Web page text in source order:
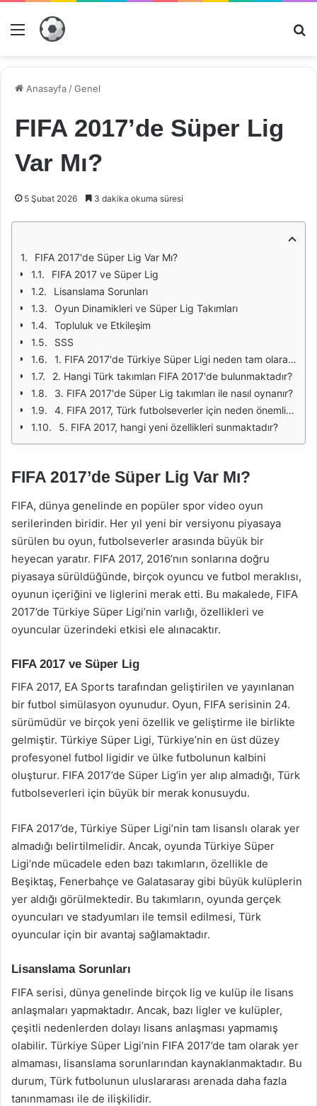
Menü
Anasayfa /Genel
FIFA 2017’de Süper Lig
Var Mı?
5 Şubat 2026 3 dakika okuma süresi
FIFA 2017'de Süper Lig Var Mı?
FIFA 2017 ve Süper Lig
Lisanslama Sorunları
Oyun Dinamikleri ve Süper Lig Takımları
Topluluk ve Etkileşim
SSS
1. FIFA 2017'de Türkiye Süper Ligi neden tam olarak yer almıyor?
2. Hangi Türk takımları FIFA 2017'de bulunmaktadır?
3. FIFA 2017'de Süper Lig takımları ile nasıl oynanır?
4. FIFA 2017, Türk futbolseverler için neden önemlidir?
5. FIFA 2017, hangi yeni özellikleri sunmaktadır?
FIFA 2017’de Süper Lig Var Mı?
FIFA, dünya genelinde en popüler spor video oyun
serilerinden biridir. Her yıl yeni bir versiyonu piyasaya
sürülen bu oyun, futbolseverler arasında büyük bir
heyecan yaratır. FIFA 2017, 2016’nın sonlarına doğru
piyasaya sürüldüğünde, birçok oyuncu ve futbol meraklısı,
oyunun içeriğini ve liglerini merak etti. Bu makalede, FIFA
2017’de Türkiye Süper Ligi’nin varlığı, özellikleri ve
oyuncular üzerindeki etkisi ele alınacaktır.
FIFA 2017 ve Süper Lig
FIFA 2017, EA Sports tarafından geliştirilen ve yayınlanan
bir futbol simülasyon oyunudur. Oyun, FIFA serisinin 24.
sürümüdür ve birçok yeni özellik ve geliştirme ile birlikte
gelmiştir. Türkiye Süper Ligi, Türkiye’nin en üst düzey
profesyonel futbol ligidir ve ülke futbolunun kalbini
oluşturur. FIFA 2017’de Süper Lig’in yer alıp almadığı, Türk
futbolseverleri için büyük bir merak konusuydu.
FIFA 2017’de, Türkiye Süper Ligi’nin tam lisanslı olarak yer
almadığı belirtilmelidir. Ancak, oyunda Türkiye Süper
Ligi’nde mücadele eden bazı takımların, özellikle de
Beşiktaş, Fenerbahçe ve Galatasaray gibi büyük kulüplerin
yer aldığı görülmektedir. Bu takımların, oyunda gerçek
oyuncuları ve stadyumları ile temsil edilmesi, Türk
oyuncular için bir avantaj sağlamaktadır.
Lisanslama Sorunları
FIFA serisi, dünya genelinde birçok lig ve kulüp ile lisans
anlaşmaları yapmaktadır. Ancak, bazı ligler ve kulüpler,
çeşitli nedenlerden dolayı lisans anlaşması yapmamış
olabilir. Türkiye Süper Ligi’nin FIFA 2017’de tam olarak yer
almaması, lisanslama sorunlarından kaynaklanmaktadır. Bu
durum, Türk futbolunun uluslararası arenada daha fazla
tanınmaması ile de ilişkilidir.